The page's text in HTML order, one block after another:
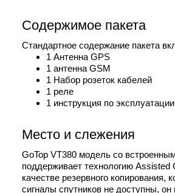
Содержимое пакета
Стандартное содержание пакета
1 Антенна GPS
1 антенна GSM
1 Набор розеток кабелей
1 реле
1 инструкция по эксплуатации
Место и слежения
GoTop VT380 модель со
поддерживает технологию
качестве резервного копирования,
сигналы спутников не доступны, он